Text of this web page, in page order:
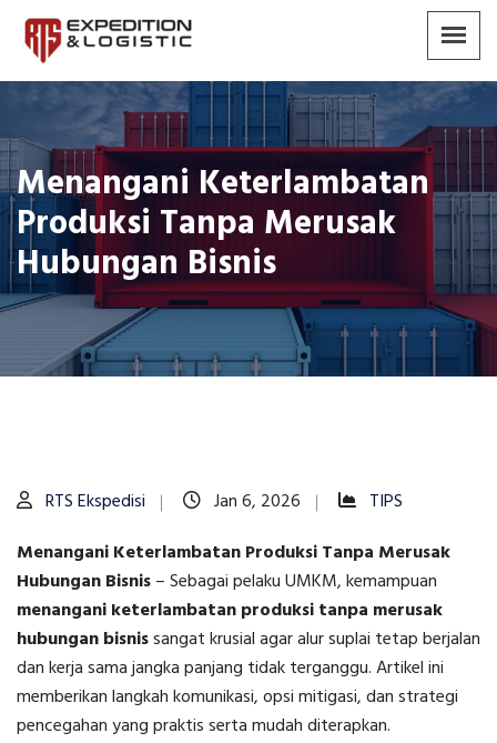
Menangani Keterlambatan
Produksi Tanpa Merusak
Hubungan Bisnis
RTS Ekspedisi Jan 6, 2026
TIPS
Menangani Keterlambatan Produksi Tanpa Merusak
Hubungan Bisnis–Sebagai pelaku UMKM, kemampuan
menangani keterlambatan produksi tanpa merusak
hubungan bisnissangat krusial agar alur suplai tetap berjalan
dan kerja sama jangka panjang tidak terganggu. Artikel ini
memberikan langkah komunikasi, opsi mitigasi, dan strategi
pencegahan yang praktis serta mudah diterapkan.